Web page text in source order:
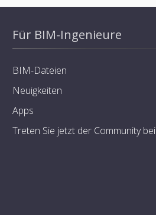
Für BIM-Ingenieure
BIM-Dateien
Neuigkeiten
Apps
Treten Sie jetzt der Community bei